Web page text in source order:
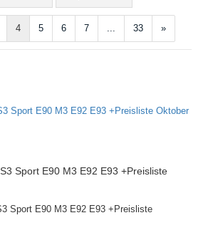
4 5 6 7 ... 33 »
Sport E90 M3 E92 E93 +Preisliste
Sport E90 M3 E92 E93 +Preisliste